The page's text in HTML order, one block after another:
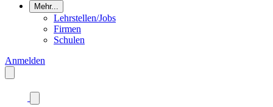
Mehr...
Lehrstellen/Jobs
Firmen
Schulen
Anmelden